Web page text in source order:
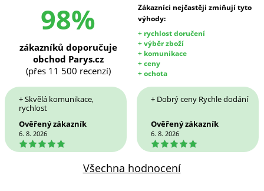
98%
Zákazníci nejčastěji zmiňují tyto
výhody:
+ rychlost doručení
+ výběr zboží
+ komunikace
+ ceny
+ ochota
zákazníků doporučuje
obchod Parys.cz
(přes 11 500 recenzí)
+ Skvělá komunikace,
rychlost
Ověřený zákazník
6. 8. 2026
5
+ Dobrý ceny Rychle dodání
Ověřený zákazník
6. 8. 2026
5
Všechna hodnocení